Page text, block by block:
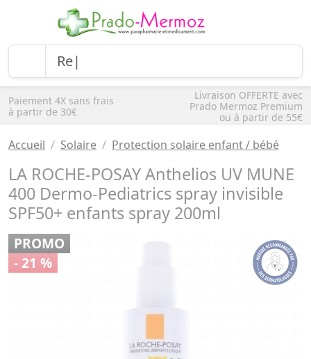
Paiement 4X sans frais
à partir de 30€
Livraison OFFERTE avec
Prado Mermoz Premium
ou à partir de 55€
Accueil Solaire Protection solaire enfant / bébé
LA ROCHE-POSAY Anthelios UV MUNE
400 Dermo-Pediatrics spray invisible
SPF50+ enfants spray 200ml
PROMO
- 21 %